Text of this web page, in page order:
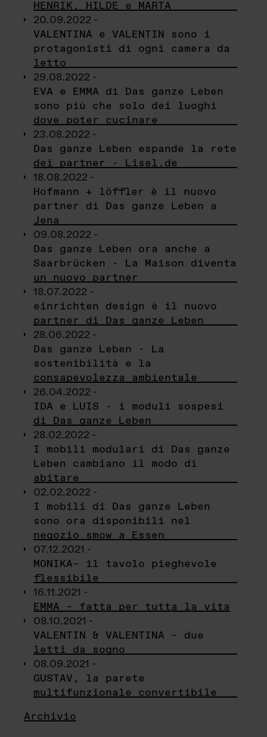
HENRIK, HILDE e MARTA
20.09.2022 -
VALENTINA e VALENTIN sono i
protagonisti di ogni camera da
letto
29.08.2022 -
EVA e EMMA di Das ganze Leben
sono più che solo dei luoghi
dove poter cucinare
23.08.2022 -
Das ganze Leben espande la rete
dei partner - Lisel.de
18.08.2022 -
Hofmann + löffler è il nuovo
partner di Das ganze Leben a
Jena
09.08.2022 -
Das ganze Leben ora anche a
Saarbrücken - La Maison diventa
un nuovo partner
18.07.2022 -
einrichten design è il nuovo
partner di Das ganze Leben
28.06.2022 -
Das ganze Leben - La
sostenibilità e la
consapevolezza ambientale
26.04.2022 -
IDA e LUIS - i moduli sospesi
di Das ganze Leben
28.02.2022 -
I mobili modulari di Das ganze
Leben cambiano il modo di
abitare
02.02.2022 -
I mobili di Das ganze Leben
sono ora disponibili nel
negozio smow a Essen
07.12.2021 -
MONIKA– il tavolo pieghevole
flessibile
16.11.2021 -
EMMA – fatta per tutta la vita
08.10.2021 -
VALENTIN & VALENTINA – due
letti da sogno
08.09.2021 -
GUSTAV, la parete
multifunzionale convertibile
Archivio